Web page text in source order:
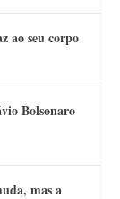
ao seu corpo
Bolsonaro
mas a